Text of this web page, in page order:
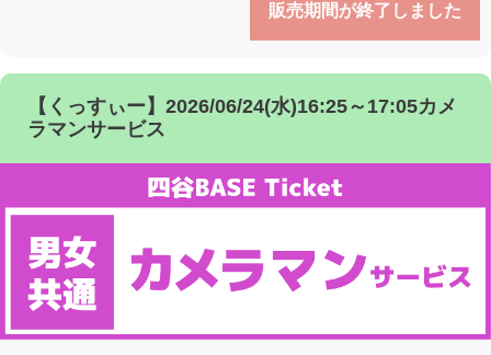
販売期間が終了しました
【くっすぃー】2026/06/24(水)16:25～17:05カメ
ラマンサービス